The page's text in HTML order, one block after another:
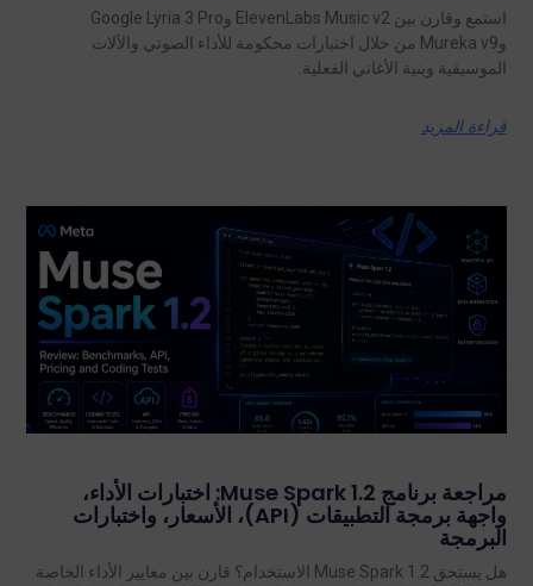
استمع وقارن بين ElevenLabs Music v2 وGoogle Lyria 3 Pro
وMureka v9 من خلال اختبارات محكومة للأداء الصوتي والآلات
الموسيقية وبنية الأغاني الفعلية.
قراءة المزيد
مراجعة برنامج Muse Spark 1.2: اختبارات الأداء،
واجهة برمجة التطبيقات (API)، الأسعار، واختبارات
البرمجة
هل يستحق Muse Spark 1.2 الاستخدام؟ قارن بين معايير الأداء الخاصة